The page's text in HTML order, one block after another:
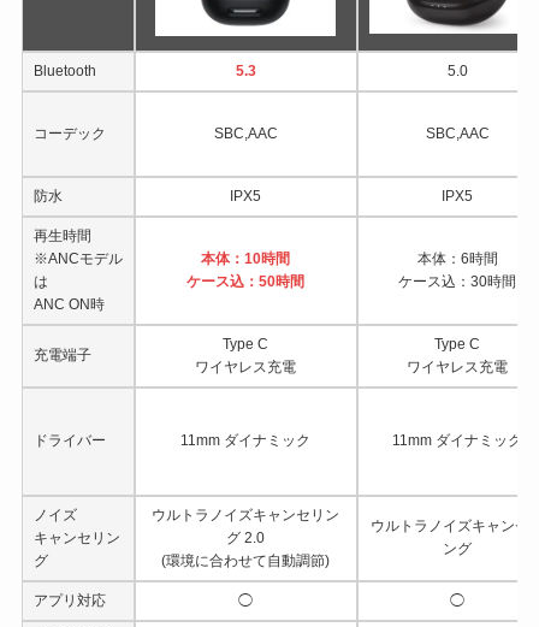
Bluetooth 5.3 5.0
コーデック SBC,AAC SBC,AAC
防水 IPX5 IPX5
再生時間
※ANCモデル
は
ANC ON時
本体：10時間
ケース込：50時間
本体：6時間
ケース込：30時間
充電端子
Type C
ワイヤレス充電
Type C
ワイヤレス充電
ドライバー 11mm ダイナミック 11mm ダイナミック
ノイズ
キャンセリン
グ
ウルトラノイズキャンセリン
グ 2.0
(環境に合わせて自動調節)
ウルトラノイズキャンセ
ング
アプリ対応 ◯ ◯